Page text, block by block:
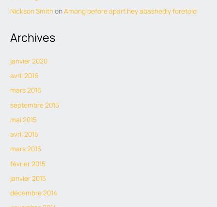
Nickson SmithonAmong before apart hey abashedly foretold
Archives
janvier 2020
avril 2016
mars 2016
septembre 2015
mai 2015
avril 2015
mars 2015
février 2015
janvier 2015
décembre 2014